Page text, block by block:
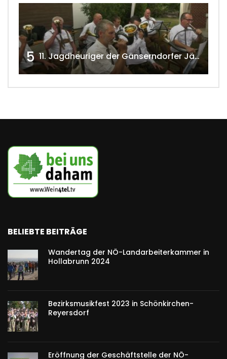
5 11. Jagdheuriger der Gänserndorfer Jäger 2020 w4tv166
BELIEBTE BEITRÄGE
Wandertag der NÖ-Landarbeiterkammer in
Hollabrunn 2024
Bezirksmusikfest 2023 in Schönkirchen-
Reyersdorf
Eröffnung der Geschäftstelle der NÖ-